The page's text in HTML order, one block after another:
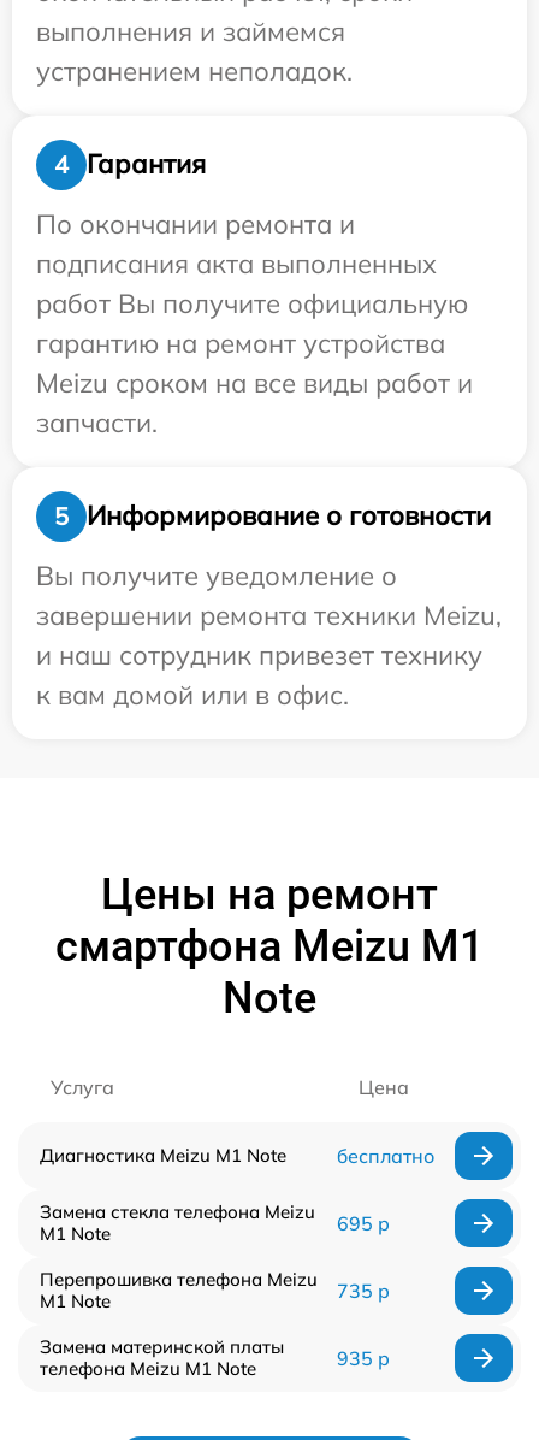
выполнения и займемся
устранением неполадок.
4
Гарантия
По окончании ремонта и
подписания акта выполненных
работ Вы получите официальную
гарантию на ремонт устройства
Meizu сроком на все виды работ и
запчасти.
5
Информирование о готовности
Вы получите уведомление о
завершении ремонта техники Meizu,
и наш сотрудник привезет технику
к вам домой или в офис.
Цены на ремонт
смартфона Meizu M1
Note
Услуга Цена
Диагностика Meizu M1 Note бесплатно
Замена стекла телефона Meizu
M1 Note
695 р
Перепрошивка телефона Meizu
M1 Note
735 р
Замена материнской платы
телефона Meizu M1 Note
935 р